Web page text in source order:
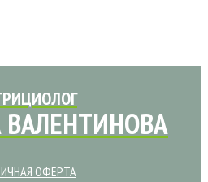
ОФЕРТА